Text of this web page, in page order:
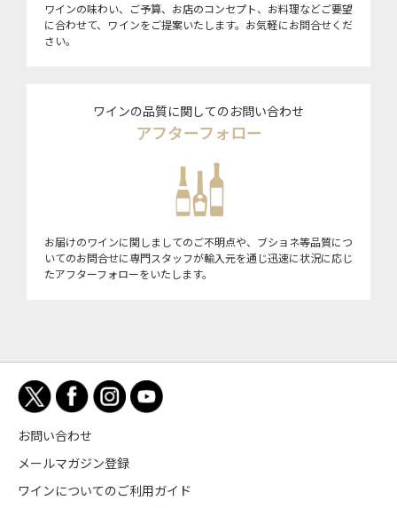
ワインの味わい、ご予算、お店のコンセプト、お料理などご要望
に合わせて、ワインをご提案いたします。お気軽にお問合せくだ
さい。
ワインの品質に関してのお問い合わせ
アフターフォロー
お届けのワインに関しましてのご不明点や、ブショネ等品質につ
いてのお問合せに専門スタッフが輸入元を通じ迅速に状況に応じ
たアフターフォローをいたします。
お問い合わせ
メールマガジン登録
ワインについてのご利用ガイド